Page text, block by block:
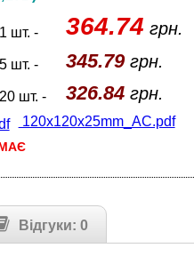
шт. - 364.74 грн.
шт. - 345.79грн.
шт. - 326.84грн.
120x120x25mm_AC.pdf
Відгуки: 0